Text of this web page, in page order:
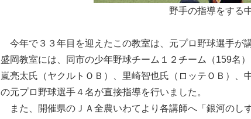
野手の指導をする
今年で３３年目を迎えたこの教室は、元プロ野球選手が
盛岡教室には、同市の少年野球チーム１２チーム（159名
嵐亮太氏（ヤクルトＯＢ）、里崎智也氏（ロッテＯＢ）、
の元プロ野球選手４名が直接指導を行いました。
また、開催県のＪＡ全農いわてより各講師へ「銀河のし